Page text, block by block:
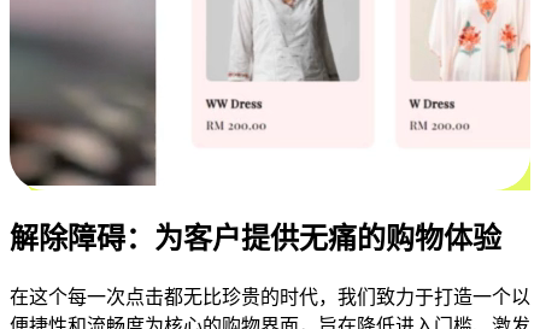
解除障碍：为客户提供无痛的购物体验
在这个每一次点击都无比珍贵的时代，我们致力于打造一个以